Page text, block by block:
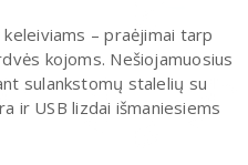
– praėjimai tarp
kojoms. Nešiojamuosius
sulankstomų stalelių su
ir USB lizdai išmaniesiems